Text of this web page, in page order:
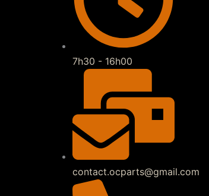
7h30 - 16h00
contact.ocparts@gmail.com